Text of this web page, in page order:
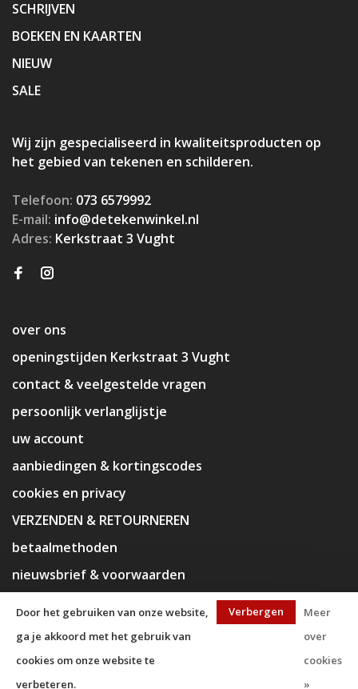
SCHRIJVEN
BOEKEN EN KAARTEN
NIEUW
SALE
Wij zijn gespecialiseerd in kwaliteitsproducten op
het gebied van tekenen en schilderen.
Telefoon: 073 6579992
E-mail: info@detekenwinkel.nl
Adres: Kerkstraat 3 Vught
over ons
openingstijden Kerkstraat 3 Vught
contact & veelgestelde vragen
persoonlijk verlanglijstje
uw account
aanbiedingen & kortingscodes
cookies en privacy
VERZENDEN & RETOURNEREN
betaalmethoden
nieuwsbrief & voorwaarden
Door het gebruiken van onze website,
ga je akkoord met het gebruik van
cookies om onze website te
verbeteren.
Verbergen
Meer
over
cookies
»